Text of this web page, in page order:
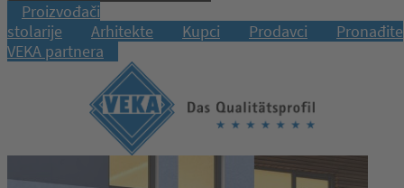
Proizvođači
stolarije
Arhitekte Kupci Prodavci
Pronađite
VEKA partnera